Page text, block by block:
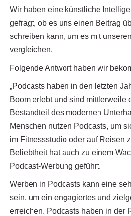
Wir haben eine künstliche
gefragt, ob es uns einen Beitrag
schreiben kann, um es mit
vergleichen.
Folgende Antwort haben wir
„Podcasts haben in den letzten
Boom erlebt und sind mittlerweile
Bestandteil des modernen
Menschen nutzen Podcasts, um
im Fitnessstudio oder auf Reisen
Beliebtheit hat auch zu einem
Podcast-Werbung geführt.
Werben in Podcasts kann eine
sein, um ein engagiertes und
erreichen. Podcasts haben in der